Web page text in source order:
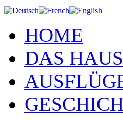
HOME
DAS HAUS